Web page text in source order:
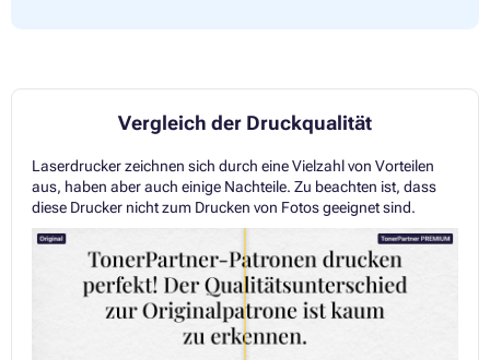
Vergleich der Druckqualität
Laserdrucker zeichnen sich durch eine Vielzahl von Vorteilen
aus, haben aber auch einige Nachteile. Zu beachten ist, dass
diese Drucker nicht zum Drucken von Fotos geeignet sind.